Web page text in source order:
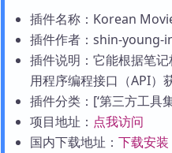
插件名称：Korean
插件作者：shin-young-
插件说明：它能根据笔
用程序编程接口（API）
插件分类：[‘第三方工具集
项目地址： 点我访问
国内下载地址： 下载安装